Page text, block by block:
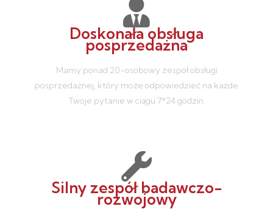
Doskonała obsługa
posprzedażna
Mamy ponad 20-osobowy zespół obsługi
posprzedażnej, który może odpowiedzieć na każde
Twoje pytanie w ciągu 7*24 godzin.
Silny zespół badawczo-
rozwojowy